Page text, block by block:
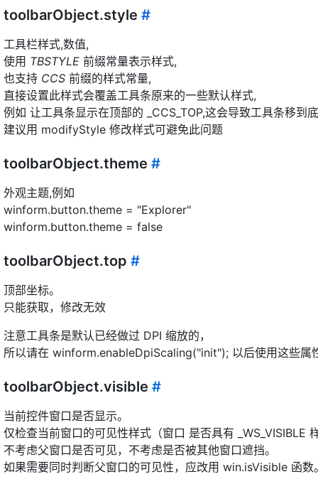
toolbarObject.style #
工具栏样式,数值,
使用 TBSTYLE 前缀常量表示样式,
也支持 CCS 前缀的样式常量,
直接设置此样式会覆盖工具条原来的一些默认样式,
例如 让工具条显示在顶部的 _CCS_TOP,这会导致工具条移到
建议用 modifyStyle 修改样式可避免此问题
toolbarObject.theme #
外观主题,例如
winform.button.theme = "Explorer"
winform.button.theme = false
toolbarObject.top #
顶部坐标。
只能获取，修改无效
注意工具条是默认已经做过 DPI 缩放的，
所以请在 winform.enableDpiScaling("init"); 以后使用这些属
toolbarObject.visible #
当前控件窗口是否显示。
仅检查当前窗口的可见性样式（窗口 是否具有 _WS_VISIBLE
不考虑父窗口是否可见，不考虑是否被其他窗口遮挡。
如果需要同时判断父窗口的可见性，应改用 win.isVisible 函数